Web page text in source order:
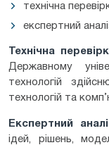
технічна
експертний
Технічна
Державному
технологій
технологій та
Експертний
ідей, рішень,